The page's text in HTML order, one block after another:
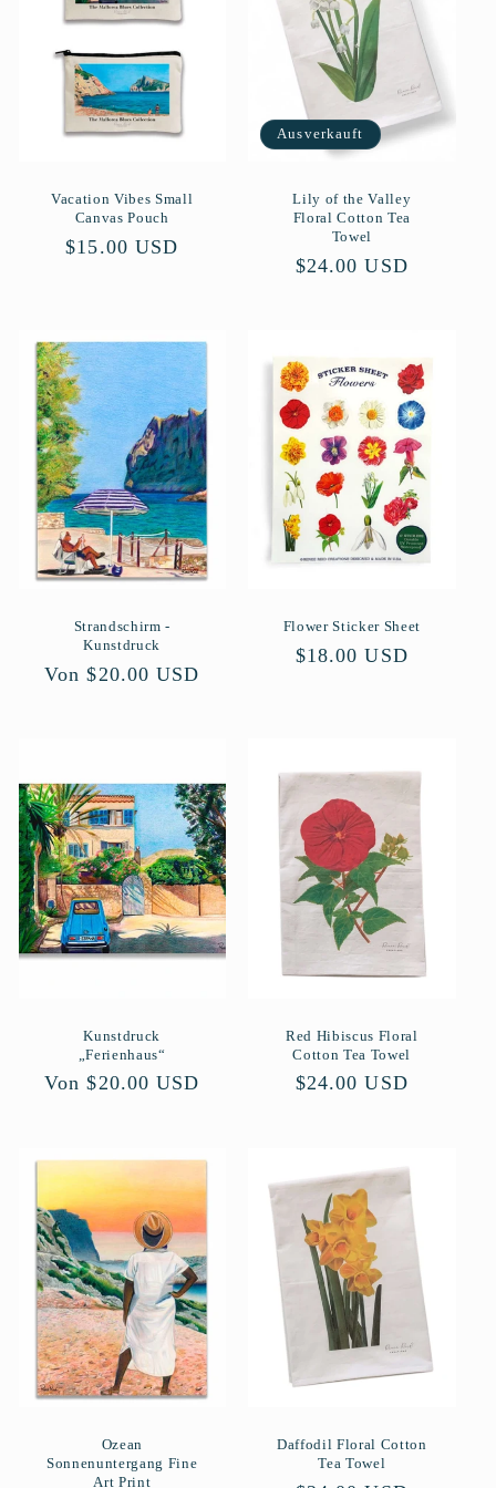
Vacation Vibes Small
Canvas Pouch
Normaler
$15.00 USD
Ausverkauft
Lily of the Valley
Floral Cotton Tea
Towel
Normaler
$24.00 USD
Strandschirm -
Kunstdruck
Normaler
Von $20.00 USD
Flower Sticker Sheet
Normaler
$18.00 USD
Kunstdruck
„Ferienhaus“
Normaler
Von $20.00 USD
Red Hibiscus Floral
Cotton Tea Towel
Normaler
$24.00 USD
Ozean
Sonnenuntergang Fine
Art Print
Daffodil Floral Cotton
Tea Towel